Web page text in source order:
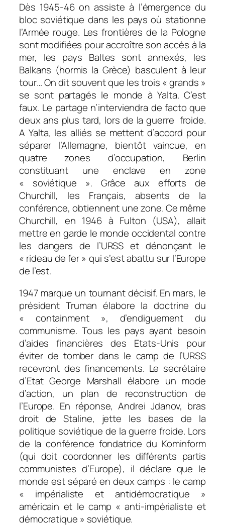
Dès 1945-46 on assiste à l’émergence du
bloc soviétique dans les pays où stationne
l’Armée rouge. Les frontières de la Pologne
sont modifiées pour accroître son accès à la
mer, les pays Baltes sont annexés, les
Balkans (hormis la Grèce) basculent à leur
tour… On dit souvent que les trois « grands »
se sont partagés le monde à Yalta. C’est
faux. Le partage n’interviendra de facto que
deux ans plus tard, lors de la guerre froide.
A Yalta, les alliés se mettent d’accord pour
séparer l’Allemagne, bientôt vaincue, en
quatre zones d’occupation, Berlin
constituant une enclave en zone
« soviétique ». Grâce aux efforts de
Churchill, les Français, absents de la
conférence, obtiennent une zone. Ce même
Churchill, en 1946 à Fulton (USA), allait
mettre en garde le monde occidental contre
les dangers de l’URSS et dénonçant le
« rideau de fer » qui s’est abattu sur l’Europe
de l’est.
1947 marque un tournant décisif. En mars, le
président Truman élabore la doctrine du
« containment », d’endiguement du
communisme. Tous les pays ayant besoin
d’aides financières des Etats-Unis pour
éviter de tomber dans le camp de l’URSS
recevront des financements. Le secrétaire
d’Etat George Marshall élabore un mode
d’action, un plan de reconstruction de
l’Europe. En réponse, Andrei Jdanov, bras
droit de Staline, jette les bases de la
politique soviétique de la guerre froide. Lors
de la conférence fondatrice du Kominform
(qui doit coordonner les différents partis
communistes d’Europe), il déclare que le
monde est séparé en deux camps : le camp
« impérialiste et antidémocratique »
américain et le camp « anti-impérialiste et
démocratique » soviétique.